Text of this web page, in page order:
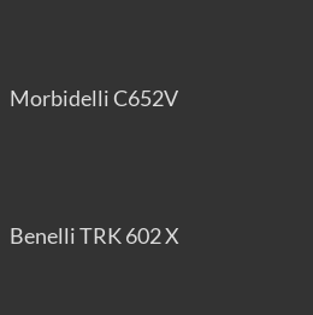
Morbidelli C652V
Benelli TRK 602 X